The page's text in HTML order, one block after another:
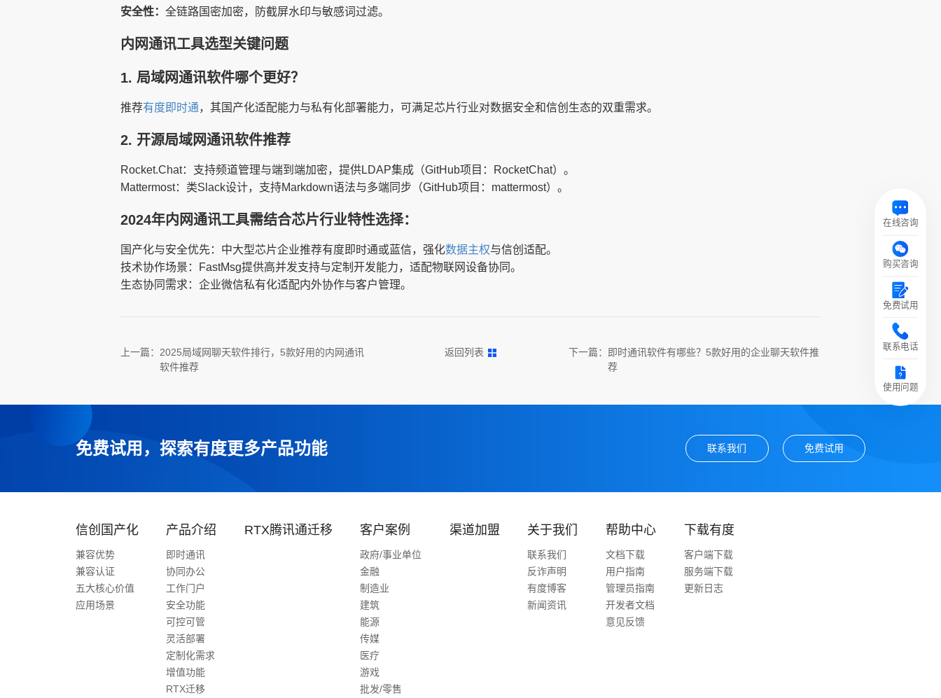
安全性： 全链路国密加密，防截屏水印与敏感词过滤。
内网通讯工具选型关键问题
1. 局域网通讯软件哪个更好？
推荐有度即时通，其国产化适配能力与私有化部署能力，可满足芯片行业对数据安全和信创生态的双重需求。
2. 开源局域网通讯软件推荐
Rocket.Chat：支持频道管理与端到端加密，提供LDAP集成（GitHub项目：RocketChat）。
Mattermost：类Slack设计，支持Markdown语法与多端同步（GitHub项目：mattermost）。
2024年内网通讯工具需结合芯片行业特性选择：
国产化与安全优先：中大型芯片企业推荐有度即时通或蓝信，强化数据主权与信创适配。
技术协作场景：FastMsg提供高并发支持与定制开发能力，适配物联网设备协同。
生态协同需求：企业微信私有化适配内外协作与客户管理。
上一篇： 2025局域网聊天软件排行，5款好用的内网通讯
软件推荐
返回列表 下一篇：
即时通讯软件有哪些？5款好用的企业聊天软件推
荐
免费试用，探索有度更多产品功能 联系我们 免费试用
在线咨询
购买咨询
免费试用
联系电话
使用问题
信创国产化
兼容优势
兼容认证
五大核心价值
应用场景
产品介绍
即时通讯
协同办公
工作门户
安全功能
可控可管
灵活部署
定制化需求
增值功能
RTX迁移
RTX腾讯通迁移 客户案例
政府/事业单位
金融
制造业
建筑
能源
传媒
医疗
游戏
批发/零售
渠道加盟 关于我们
联系我们
反诈声明
有度博客
新闻资讯
帮助中心
文档下载
用户指南
管理员指南
开发者文档
意见反馈
下载有度
客户端下载
服务端下载
更新日志